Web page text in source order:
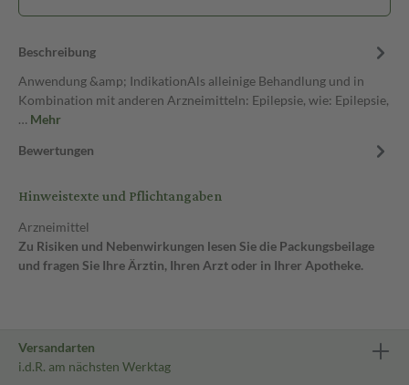
Beschreibung
Anwendung &amp; IndikationAls alleinige Behandlung und in
Kombination mit anderen Arzneimitteln: Epilepsie, wie: Epilepsie,
… Mehr
Bewertungen
Hinweistexte und Pflichtangaben
Arzneimittel
Zu Risiken und Nebenwirkungen lesen Sie die Packungsbeilage
und fragen Sie Ihre Ärztin, Ihren Arzt oder in Ihrer Apotheke.
Versandarten
i.d.R. am nächsten Werktag